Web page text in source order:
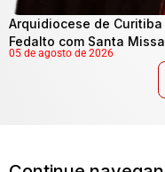
Arquidiocese de
Fedalto com Santa
05 de agosto de 2026